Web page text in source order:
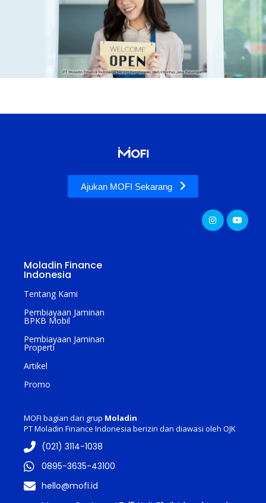
Ajukan MOFI Sekarang
Moladin Finance
Indonesia
Tentang Kami
Pembiayaan Jaminan
BPKB Mobil
Pembiayaan Jaminan
Properti
Artikel
Promo
MOFI bagian dari grup Moladin
PT Moladin Finance Indonesia berizin dan diawasi oleh OJK
(021) 3114-1038
0895-3635-43100
hello@mofi.id